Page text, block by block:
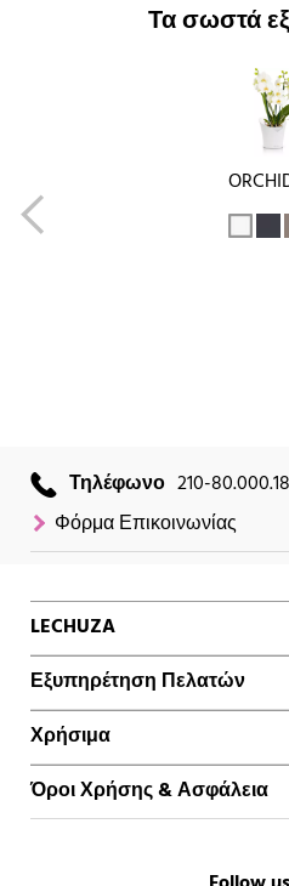
Τα σωστά
Τηλέφωνο 210-80.000.18
Φόρμα Επικοινωνίας
LECHUZA
Εξυπηρέτηση Πελατών
Χρήσιμα
Όροι Χρήσης & Ασφάλεια